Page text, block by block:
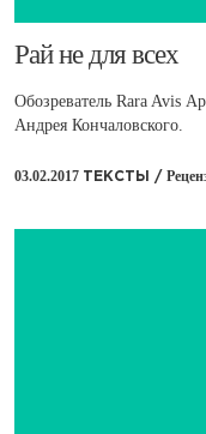
​Рай не для всех
Обозреватель Rara Avis
Андрея Кончаловского.
03.02.2017 ТЕКСТЫ /